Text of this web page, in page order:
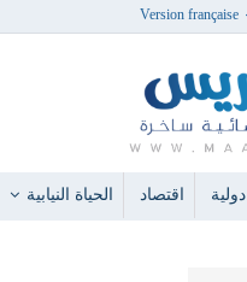
Version française
دولية اقتصاد الحياة النيابية